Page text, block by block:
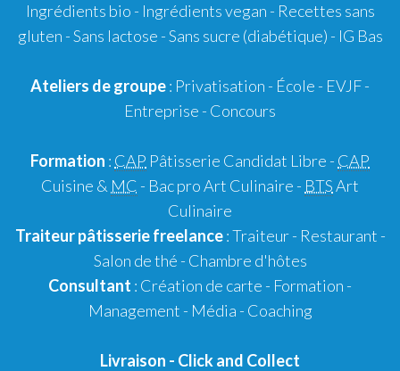
Ingrédients bio - Ingrédients vegan - Recettes sans
gluten - Sans lactose - Sans sucre (diabétique) - IG Bas
Ateliers de groupe: Privatisation - École - EVJF-
Entreprise - Concours
Formation : CAP Pâtisserie Candidat Libre - CAP
Cuisine & MC - Bac pro Art Culinaire - BTSArt
Culinaire
Traiteur pâtisseriefreelance:Traiteur- Restaurant -
Salon de thé - Chambre d'hôtes
Consultant : Création de carte - Formation -
Management - Média - Coaching
Livraison - Click and Collect